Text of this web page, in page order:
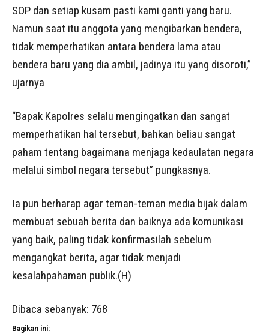
SOP dan setiap kusam pasti kami ganti yang baru.
Namun saat itu anggota yang mengibarkan bendera,
tidak memperhatikan antara bendera lama atau
bendera baru yang dia ambil, jadinya itu yang disoroti,”
ujarnya
“Bapak Kapolres selalu mengingatkan dan sangat
memperhatikan hal tersebut, bahkan beliau sangat
paham tentang bagaimana menjaga kedaulatan negara
melalui simbol negara tersebut” pungkasnya.
Ia pun berharap agar teman-teman media bijak dalam
membuat sebuah berita dan baiknya ada komunikasi
yang baik, paling tidak konfirmasilah sebelum
mengangkat berita, agar tidak menjadi
kesalahpahaman publik.(H)
Dibaca sebanyak: 768
Bagikan ini: